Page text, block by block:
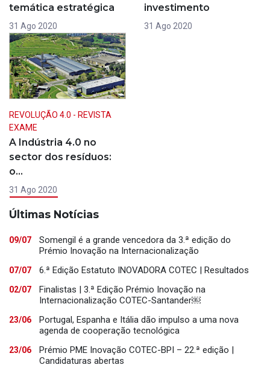
temática estratégica
31 Ago 2020
investimento
31 Ago 2020
REVOLUÇÃO 4.0 - REVISTA
EXAME
A Indústria 4.0 no
sector dos resíduos:
o…
31 Ago 2020
Últimas Notícias
09/07
Somengil é a grande vencedora da 3.ª edição do
Prémio Inovação na Internacionalização
07/07 6.ª Edição Estatuto INOVADORA COTEC | Resultados
02/07
Finalistas | 3.ª Edição Prémio Inovação na
Internacionalização COTEC-Santander￼
23/06
Portugal, Espanha e Itália dão impulso a uma nova
agenda de cooperação tecnológica
23/06
Prémio PME Inovação COTEC-BPI – 22.ª edição |
Candidaturas abertas